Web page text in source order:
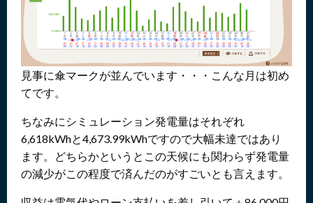
見事に傘マークが並んでいます・・・こんな月は初め
てです。
ちなみにシミュレーション発電量はそれぞれ
6,618kWhと4,673.99kWhですので大幅未達ではあり
ます。どちらかというとこの天候にも関わらず発電量
の減少がこの程度で済んだのがすごいとも言えます。